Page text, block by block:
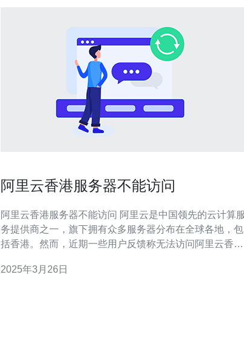
阿里云香港服务器不能访问
阿里云香港服务器不能访问 阿里云是中国领先的云计算服
务提供商之一，旗下拥有众多服务器分布在全球各地，包
括香港。然而，近期一些用户反馈称无法访问阿里云香港
查，发现阿里云香港服务器不能访问的问题主要有以下几
2025年3月26日